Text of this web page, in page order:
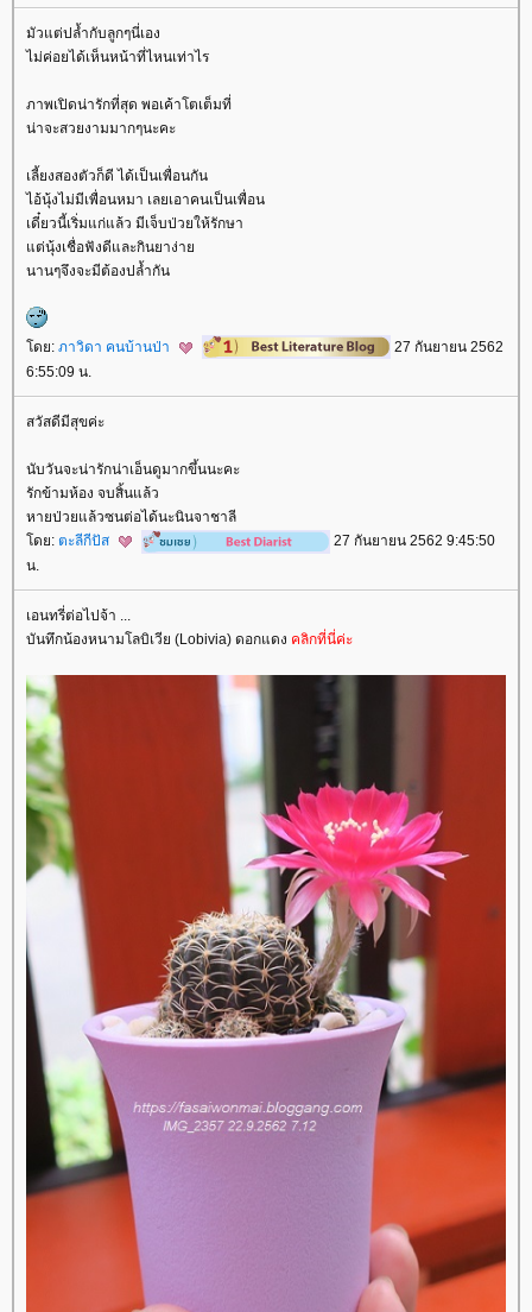
มัวแต่ปล้ำกับลูกๆนี่เอง
ไม่ค่อยได้เห็นหน้าที่ไหนเท่าไร
ภาพเปิดน่ารักที่สุด พอเค้าโตเต็มที่
น่าจะสวยงามมากๆนะคะ
เลี้ยงสองตัวก็ดี ได้เป็นเพื่อนกัน
ไอ้นุ้งไม่มีเพื่อนหมา เลยเอาคนเป็นเพื่อน
เดี๋ยวนี้เริ่มแก่แล้ว มีเจ็บป่วยให้รักษา
ต่นุ้งเชื่อฟังดีและกินยาง่า
นานๆจึงจะมีต้องปล้ำกัน
ดย: ภาวิดา คนบ้านป่า
27 กันยายน 2562
6:55:09 น.
สวัสดีมีสุขค่ะ
นับวันจะน่ารักน่าเอ็นดูมากขึ้นนะคะ
รักข้ามห้อง จบสิ้นแล้ว
หายป่วยแล้วซนต่อได้นะนินจาชาลี
ดย: ตะลีกีปัส
27 กันยายน 2562 9:45:50
น.
เอนทรี่ต่อไปจ้า ...
บันทึกน้องหนามโลบิเวีย (Lobivia) ดอกแดง คลิกที่นี่ค่ะ